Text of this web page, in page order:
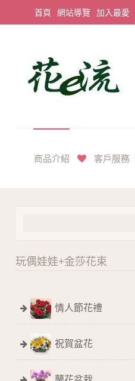
首頁 網站導覽 加入最愛
商品介紹 客戶服務
玩偶娃娃+金莎花束
情人節花禮
祝賀盆花